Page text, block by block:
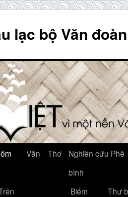
lạc bộ Văn
Văn Thơ
Nghiên cứu Phê
bình
Biếm
Thư